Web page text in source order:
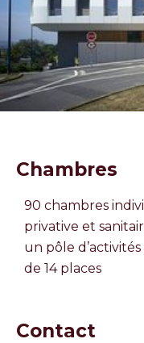
Chambres
90 chambres
privative et
un pôle d’activités
de 14 places
Contact